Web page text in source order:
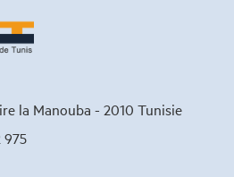
la Manouba - 2010 Tunisie